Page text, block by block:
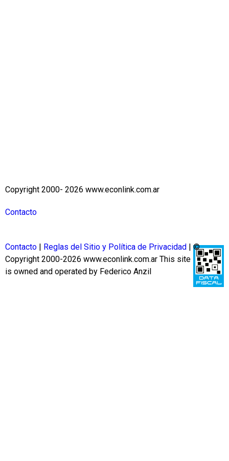
Copyright 2000- 2026 www.econlink.com.ar
Contacto
Contacto Reglas del Sitio y Política de Privacidad
| ©
Copyright 2000-2026 www.econlink.com.ar This site
is owned and operated by Federico Anzil